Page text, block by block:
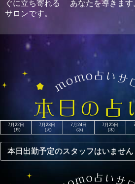
ぐに立ち寄れる
サロンです。
あなたを導きます
7月22日
(月)
7月23日
(火)
7月24日
(水)
7月25日
(木)
本日出勤予定のスタッフはいません